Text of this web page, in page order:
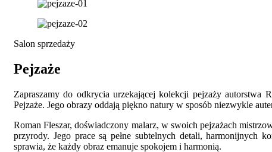
Salon sprzedaży
Pejzaże
Zapraszamy do odkrycia urzekającej kolekcji pejzaży autorstwa
Pejzaże. Jego obrazy oddają piękno natury w sposób niezwykle
Roman Fleszar, doświadczony malarz, w swoich pejzażach
przyrody. Jego prace są pełne subtelnych detali, harmonijnych
sprawia, że każdy obraz emanuje spokojem i harmonią.